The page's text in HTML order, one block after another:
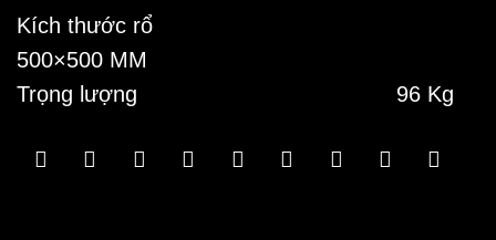
Kích thước rổ
500×500 MM
Trọng lượng 96 Kg